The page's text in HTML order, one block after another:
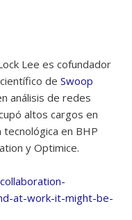
Lee es cofundador
de Swoop
análisis de redes
altos cargos en
en BHP
y Optimice.
at-work-it-might-be-